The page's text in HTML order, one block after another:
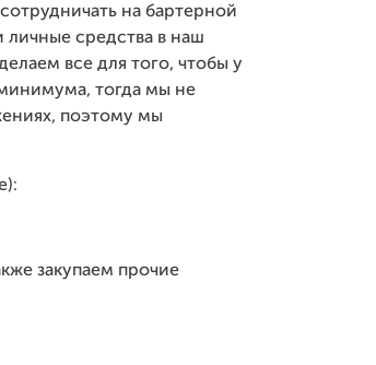
на бартерной
средства в наш
все для того, чтобы у
тогда мы не
поэтому мы
закупаем прочие